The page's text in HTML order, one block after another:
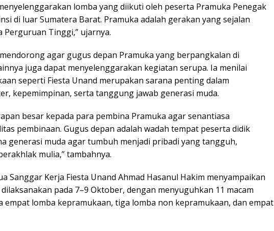
lomba yang diikuti oleh peserta Pramuka Penegak
di luar Sumatera Barat. Pramuka adalah gerakan yang sejalan
Perguruan Tinggi,” ujarnya.
agar gugus depan Pramuka yang berpangkalan di
juga dapat menyelenggarakan kegiatan serupa. Ia menilai
seperti Fiesta Unand merupakan sarana penting dalam
kepemimpinan, serta tanggung jawab generasi muda.
besar kepada para pembina Pramuka agar senantiasa
pembinaan. Gugus depan adalah wadah tempat peserta didik
generasi muda agar tumbuh menjadi pribadi yang tangguh,
mulia,” tambahnya.
Sanggar Kerja Fiesta Unand Ahmad Hasanul Hakim menyampaikan
pada 7–9 Oktober, dengan menyuguhkan 11 macam
empat lomba kepramukaan, tiga lomba non kepramukaan, dan empat